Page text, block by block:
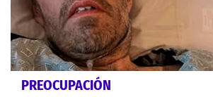
PREOCUPACIÓN